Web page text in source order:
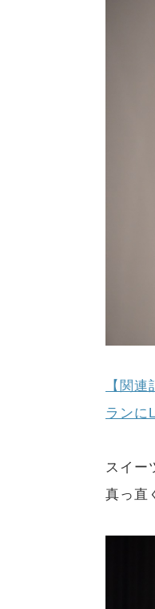
【関
ラン
スイー
真っ直